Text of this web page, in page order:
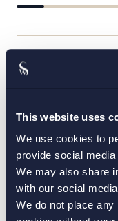
This website uses
We use cookies to
provide social
We may also share
with our social
We do not place
Meriter
Externa